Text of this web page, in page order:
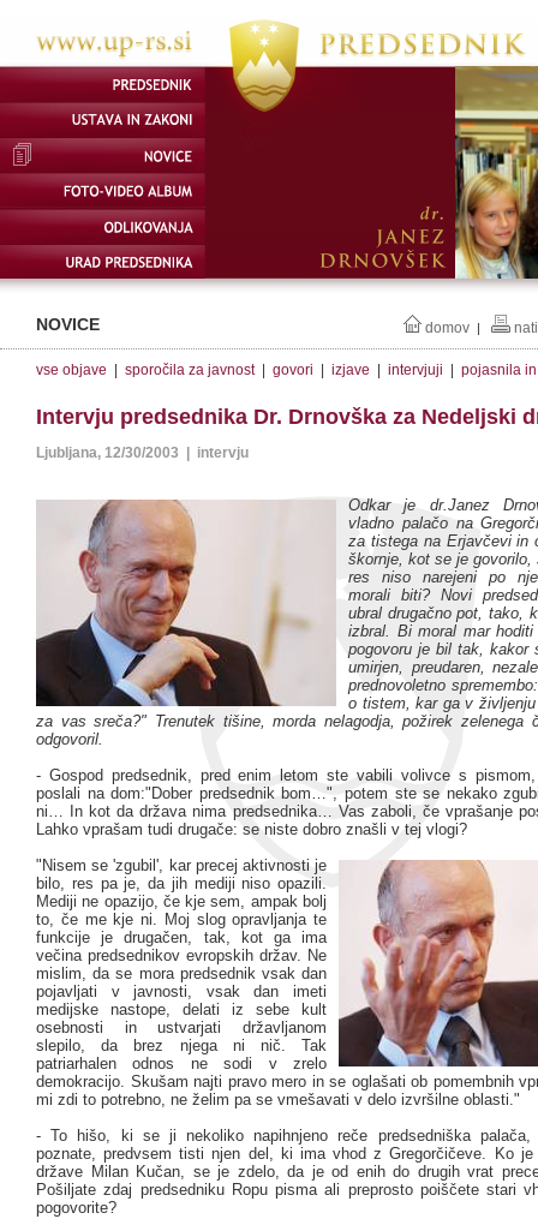
NOVICE domov |
vse objave sporočila za javnost| govori izjave intervjuji pojasnila
Intervju predsednika Dr. Drnovška za Nedeljski
Ljubljana, 12/30/2003 | intervju
Odkar je dr.Janez
vladno palačo na
za tistega na Erjavčevi in
škornje, kot se je govorilo,
res niso narejeni po
morali biti? Novi
ubral drugačno pot, tako,
izbral. Bi moral mar
pogovoru je bil tak, kakor
umirjen, preudaren,
prednovoletno
o tistem, kar ga v
za vas sreča?" Trenutek tišine, morda nelagodja, požirek zelenega
odgovoril.
- Gospod predsednik, pred enim letom ste vabili volivce s
poslali na dom:"Dober predsednik bom…", potem ste se nekako
ni… In kot da država nima predsednika… Vas zaboli, če vprašanje
Lahko vprašam tudi drugače: se niste dobro znašli v tej vlogi?
"Nisem se 'zgubil', kar precej aktivnosti je
bilo, res pa je, da jih mediji niso opazili.
Mediji ne opazijo, če kje sem, ampak bolj
to, če me kje ni. Moj slog opravljanja te
funkcije je drugačen, tak, kot ga ima
večina predsednikov evropskih držav. Ne
mislim, da se mora predsednik vsak dan
pojavljati v javnosti, vsak dan imeti
medijske nastope, delati iz sebe kult
osebnosti in ustvarjati državljanom
slepilo, da brez njega ni nič. Tak
patriarhalen odnos ne sodi v zrelo
demokracijo. Skušam najti pravo mero in se oglašati ob pomembnih
mi zdi to potrebno, ne želim pa se vmešavati v delo izvršilne oblasti."
- To hišo, ki se ji nekoliko napihnjeno reče predsedniška palača,
poznate, predvsem tisti njen del, ki ima vhod z Gregorčičeve. Ko je
države Milan Kučan, se je zdelo, da je od enih do drugih vrat
Pošiljate zdaj predsedniku Ropu pisma ali preprosto poiščete stari
pogovorite?